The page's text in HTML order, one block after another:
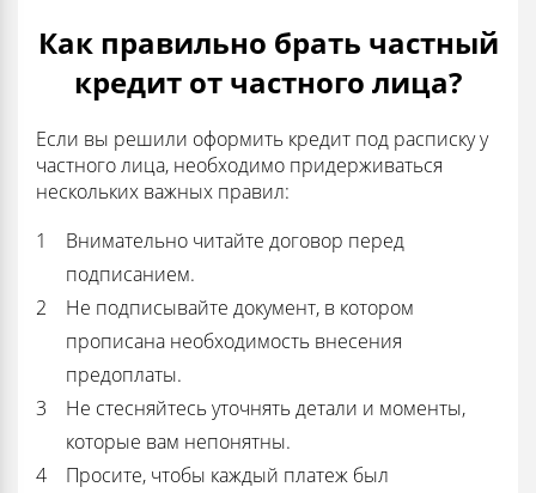
Как правильно брать частный
кредит от частного лица?
Если вы решили оформить кредит под расписку у
частного лица, необходимо придерживаться
нескольких важных правил:
Внимательно читайте договор перед
подписанием.
Не подписывайте документ, в котором
прописана необходимость внесения
предоплаты.
Не стесняйтесь уточнять детали и моменты,
которые вам непонятны.
Просите, чтобы каждый платеж был